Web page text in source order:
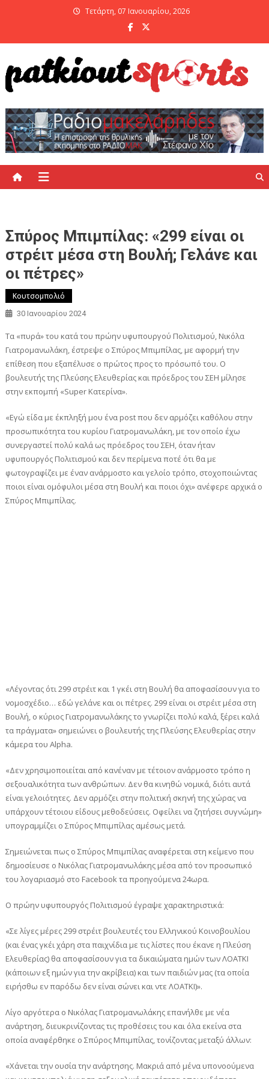
Τετάρτη, 07 Ιανουαρίου, 2026
Σπύρος Μπιμπίλας: «299 είναι οι
στρέιτ μέσα στη Βουλή; Γελάνε και
οι πέτρες»
Κουτσομπολιό
30 Ιανουαρίου 2024
Τα «πυρά» του κατά του πρώην υφυπουργού Πολιτισμού, Νικόλα
Γιατρομανωλάκη, έστρεψε ο Σπύρος Μπιμπίλας, με αφορμή την
επίθεση που εξαπέλυσε ο πρώτος προς το πρόσωπό του. Ο
βουλευτής της Πλεύσης Ελευθερίας και πρόεδρος του ΣΕΗ μίλησε
στην εκπομπή «Super Κατερίνα».
«Εγώ είδα με έκπληξή μου ένα post που δεν αρμόζει καθόλου στην
προσωπικότητα του κυρίου Γιατρομανωλάκη, με τον οποίο έχω
συνεργαστεί πολύ καλά ως πρόεδρος του ΣΕΗ, όταν ήταν
υφυπουργός Πολιτισμού και δεν περίμενα ποτέ ότι θα με
φωτογραφίζει με έναν ανάρμοστο και γελοίο τρόπο, στοχοποιώντας
ποιοι είναι ομόφυλοι μέσα στη Βουλή και ποιοι όχι» ανέφερε αρχικά ο
Σπύρος Μπιμπίλας.
«Λέγοντας ότι 299 στρέιτ και 1 γκέι στη Βουλή θα αποφασίσουν για το
νομοσχέδιο… εδώ γελάνε και οι πέτρες. 299 είναι οι στρέιτ μέσα στη
Βουλή, ο κύριος Γιατρομανωλάκης το γνωρίζει πολύ καλά, ξέρει καλά
τα πράγματα» σημειώνει ο βουλευτής της Πλεύσης Ελευθερίας στην
κάμερα του Alpha.
«Δεν χρησιμοποιείται από κανέναν με τέτοιον ανάρμοστο τρόπο η
σεξουαλικότητα των ανθρώπων. Δεν θα κινηθώ νομικά, διότι αυτά
είναι γελοιότητες. Δεν αρμόζει στην πολιτική σκηνή της χώρας να
υπάρχουν τέτοιου είδους μεθοδεύσεις. Οφείλει να ζητήσει συγνώμη»
υπογραμμίζει ο Σπύρος Μπιμπίλας αμέσως μετά.
Σημειώνεται πως ο Σπύρος Μπιμπίλας αναφέρεται στη κείμενο που
δημοσίευσε ο Νικόλας Γιατρομανωλάκης μέσα από τον προσωπικό
του λογαριασμό στο Facebook τα προηγούμενα 24ωρα.
Ο πρώην υφυπουργός Πολιτισμού έγραψε χαρακτηριστικά:
«Σε λίγες μέρες 299 στρέιτ βουλευτές του Ελληνικού Κοινοβουλίου
(και ένας γκέι χάρη στα παιχνίδια με τις λίστες που έκανε η Πλεύση
Ελευθερίας) θα αποφασίσουν για τα δικαιώματα ημών των ΛΟΑΤΚΙ
(κάποιων εξ ημών για την ακρίβεια) και των παιδιών μας (τα οποία
ειρήσθω εν παρόδω δεν είναι σώνει και ντε ΛΟΑΤΚΙ)».
Λίγο αργότερα ο Νικόλας Γιατρομανωλάκης επανήλθε με νέα
ανάρτηση, διευκρινίζοντας τις προθέσεις του και όλα εκείνα στα
οποία αναφέρθηκε ο Σπύρος Μπιμπίλας, τονίζοντας μεταξύ άλλων:
«Χάνεται την ουσία την ανάρτησης. Μακριά από μένα υπονοούμενα